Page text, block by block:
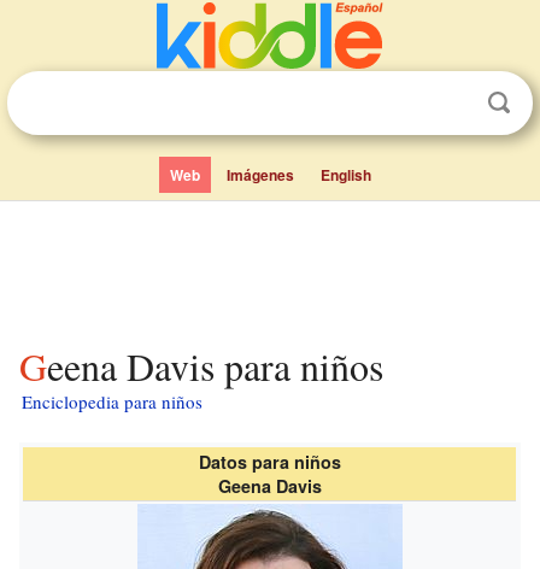
Web Imágenes English
Geena Davis para niños
Enciclopedia para niños
Datos para niños
Geena Davis